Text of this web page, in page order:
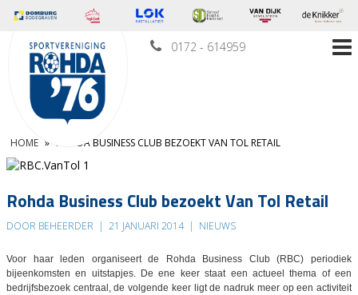
0172 - 614959
HOME » ROHDA BUSINESS CLUB BEZOEKT VAN TOL RETAIL
Rohda Business Club bezoekt Van Tol Retail
DOOR BEHEERDER | 21 JANUARI 2014 | NIEUWS
Voor haar leden organiseert de Rohda Business Club (RBC) periodiek
bijeenkomsten en uitstapjes. De ene keer staat een actueel thema of een
bedrijfsbezoek centraal, de volgende keer ligt de nadruk meer op een activiteit